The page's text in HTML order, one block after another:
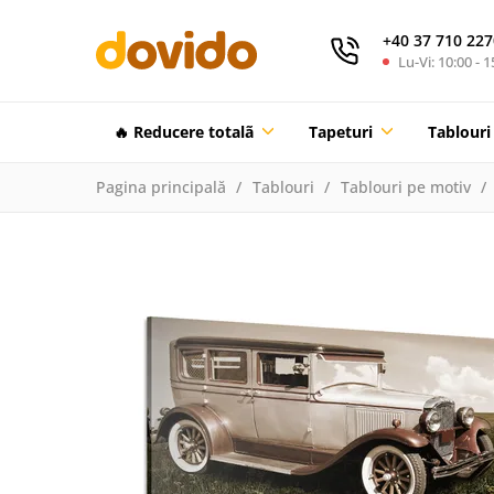
+40 37 710
Lu-Vi: 10:00 -
🔥 Reducere totalã Tapeturi Tablouri
Pagina principală Tablouri Tablouri pe motiv